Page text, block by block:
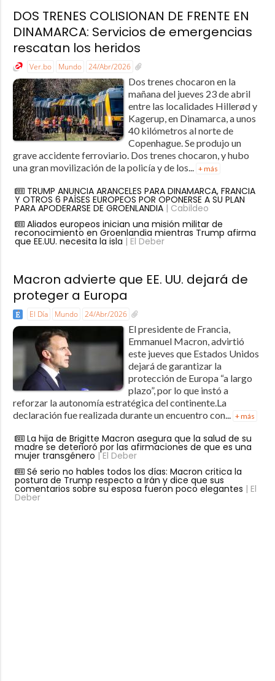
DOS TRENES COLISIONAN DE FRENTE EN
DINAMARCA: Servicios de emergencias
rescatan los heridos
Ver.bo Mundo 24/Abr/2026
Dos trenes chocaron en la
mañana del jueves 23 de abril
entre las localidades Hillerød y
Kagerup, en Dinamarca, a unos
40 kilómetros al norte de
Copenhague. Se produjo un
grave accidente ferroviario. Dos trenes chocaron, y hubo
una gran movilización de la policía y de los... + más
TRUMP ANUNCIA ARANCELES PARA DINAMARCA, FRANCIA
Y OTROS 6 PAÍSES EUROPEOS POR OPONERSE A SU PLAN
PARA APODERARSE DE GROENLANDIA| Cabildeo
Aliados europeos inician una misión militar de
reconocimiento en Groenlandia mientras Trump afirma
que EE.UU. necesita la isla | El Deber
Macron advierte que EE. UU. dejará de
proteger a Europa
El Día Mundo 24/Abr/2026
El presidente de Francia,
Emmanuel Macron, advirtió
este jueves que Estados Unidos
dejará de garantizar la
protección de Europa “a largo
plazo”, por lo que instó a
reforzar la autonomía estratégica del continente.La
declaración fue realizada durante un encuentro con... + más
La hija de Brigitte Macron asegura que la salud de su
madre se deterioró por las afirmaciones de que es una
mujer transgénero | El Deber
Sé serio no hables todos los días: Macron critica la
postura de Trump respecto a Irán y dice que sus
comentarios sobre su esposa fueron poco elegantes | El
Deber